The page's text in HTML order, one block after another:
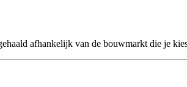
afhankelijk van de bouwmarkt die je